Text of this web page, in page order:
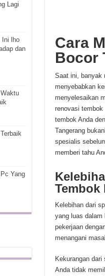
Cara
Bocor
Saat ini, banyak
menyebabkan
menyelesaikan
renovasi tembok
tembok Anda
Tangerang
spesialis
memberi tahu
Tembok
Kelebihan dari
yang luas dalam
pekerjaan
menangani
Kekurangan
Anda tidak
Lagi
Ini lho
dan
Yang